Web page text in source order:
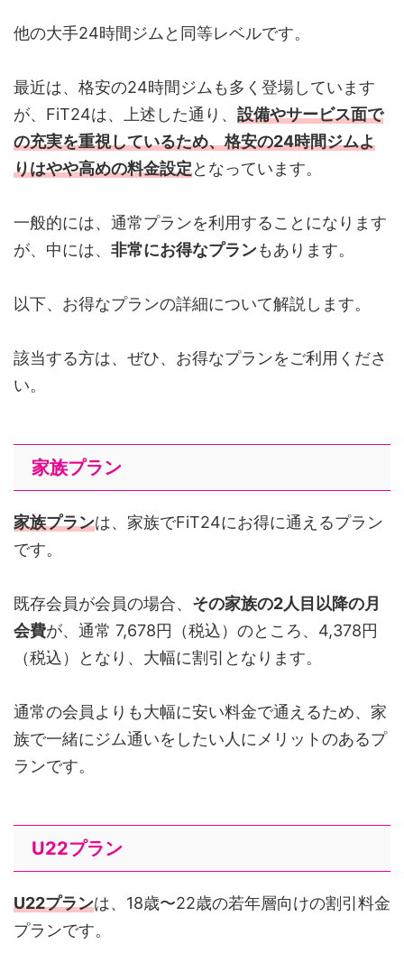
他の大手24時間ジムと同等レベルです。
最近は、格安の24時間ジムも多く登場しています
が、FiT24は、上述した通り、 設備やサービス面で
の充実を重視しているため、格安の24時間ジムよ
りはやや高めの料金設定となっています。
一般的には、通常プランを利用することになります
が、中には、 非常にお得なプランもあります。
以下、お得なプランの詳細について解説します。
該当する方は、ぜひ、お得なプランをご利用くださ
い。
家族プラン
家族プランは、家族でFiT24にお得に通えるプラン
です。
既存会員が会員の場合、 その家族の2人目以降の月
会費が、通常 7,678円（税込）のところ、4,378円
（税込）となり、大幅に割引となります。
通常の会員よりも大幅に安い料金で通えるため、家
族で一緒にジム通いをしたい人にメリットのあるプ
ランです。
U22プラン
U22プランは、18歳〜22歳の若年層向けの割引料金
プランです。